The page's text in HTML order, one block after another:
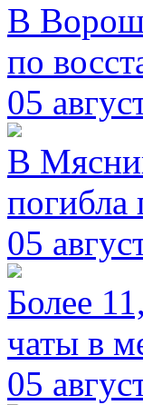
В
по
05
В
погибла
05
Более
чаты в
05